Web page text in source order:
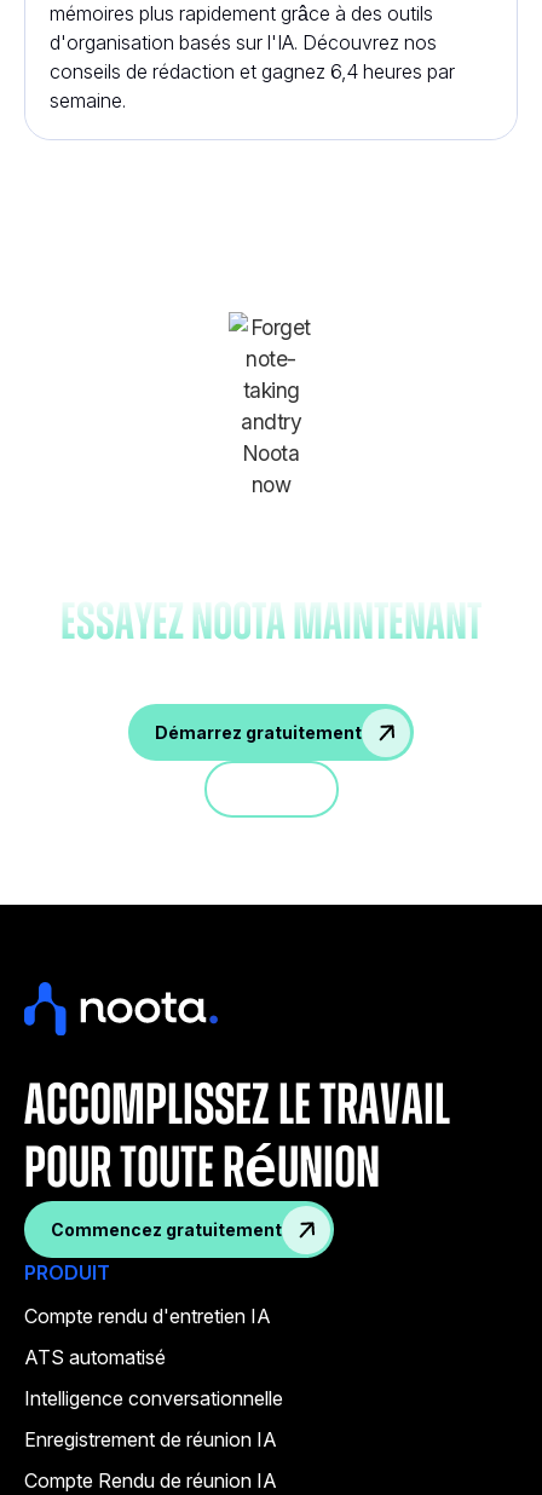
mémoires plus rapidement grâce à des outils
d'organisation basés sur l'IA. Découvrez nos
conseils de rédaction et gagnez 6,4 heures par
semaine.
essayez Noota maintenant
Démarrez gratuitement
accomplissez le travail
pour toute réunion
Commencez gratuitement
PRODUIT
Compte rendu d'entretien IA
ATS automatisé
Intelligence conversationnelle
Enregistrement de réunion IA
Compte Rendu de réunion IA